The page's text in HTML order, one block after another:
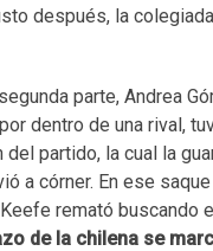
después, la
parte, Andrea
dentro de una rival,
partido, la cual la
a córner. En ese
remató buscando
de la chilena se